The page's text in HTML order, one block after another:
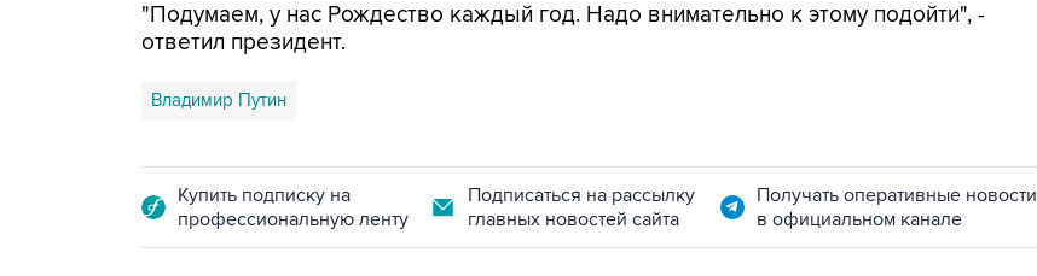
"Подумаем, у нас Рождество каждый год. Надо внимательно к этому подойти", -
ответил президент.
Владимир Путин
Купить подписку на
профессиональную ленту
Подписаться на рассылку
главных новостей сайта
Получать оперативные новости
в официальном канале